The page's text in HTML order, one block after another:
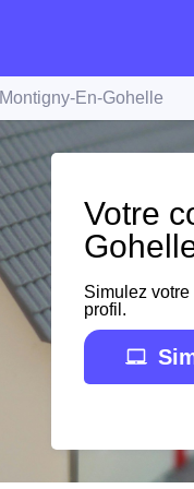
Montigny-En-Gohelle
Votre
Simulez
profil.